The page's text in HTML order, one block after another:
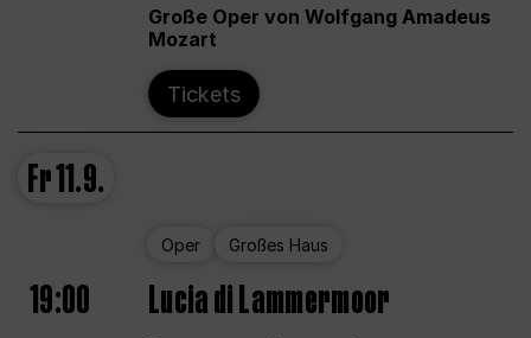
Große Oper von Wolfgang Amadeus
Mozart
Tickets
Fr11.9.
Oper Großes Haus
19:00 Lucia di Lammermoor